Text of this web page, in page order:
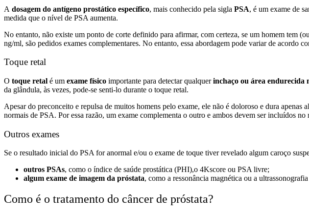
A dosagem do antígeno prostático específico, mais conhecido pela sigla PSA, é um exame de
medida que o nível de PSA aumenta.
No entanto, não existe um ponto de corte definido para afirmar, com certeza, se um homem tem
ng/ml, são pedidos exames complementares. No entanto, essa abordagem pode variar de acordo
Toque retal
O toque retal é um exame físico importante para detectar qualquerinchaço ou área endurecida
da glândula, às vezes, pode-se senti-lo durante o toque retal.
Apesar do preconceito e repulsa de muitos homens pelo exame, ele não é doloroso e dura
normais de PSA. Por essa razão, um exame complementa o outro e ambos devem ser incluídos no
Outros exames
Se o resultado inicial do PSA for anormal e/ou o exame de toque tiver revelado algum caroço
outros PSAs, como o índice de saúde prostática (PHI),o 4Kscore ou PSA livre;
algum exame de imagem da próstata, como a ressonância magnética ou a
Como é o tratamento do câncer de próstata?